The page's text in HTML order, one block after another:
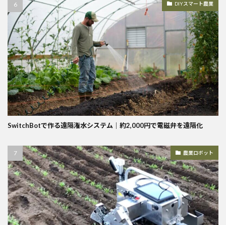
DIYスマート農業
SwitchBotで作る遠隔潅水システム｜約2,000円で電磁弁を遠隔化
農業ロボット